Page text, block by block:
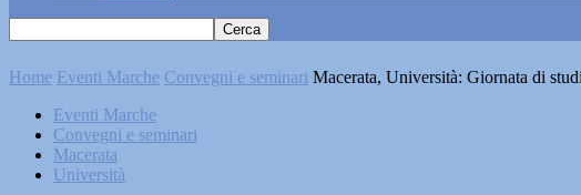
Home Eventi Marche Convegni e seminari Macerata, Università: Giornata di
Eventi Marche
Convegni e seminari
Macerata
Università